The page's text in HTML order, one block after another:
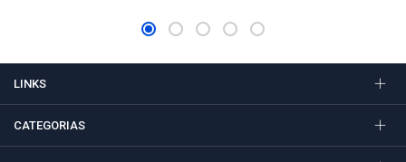
LINKS
CATEGORIAS